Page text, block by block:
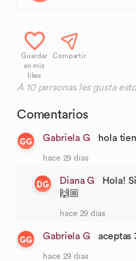
Guardar
en mis
likes
Compartir
A 10personas les gusta
Comentarios
GG Gabriela G hola
hace 29 días
DG Diana G
Hola!
🙌🏼
hace 29 días
GG Gabriela G aceptas
hace 29 días